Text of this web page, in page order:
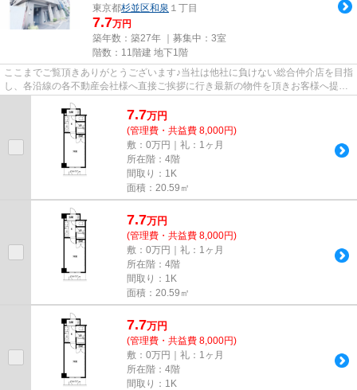
東京都杉並区和泉 １丁目
7.7万円
築年数：築27年 ｜募集中： 3室
階数：11階建 地下1階
ここまでご覧頂きありがとうございます♪当社は他社に負けない総合仲介店を目指
し、各沿線の各不動産会社様へ直接ご挨拶に行き最新の物件を頂きお客様へ提供
7.7万円
(管理費・共益費 8,000円)
敷：0万円｜礼：1ヶ月
所在階：4階
間取り：1K
面積：20.59㎡
7.7万円
(管理費・共益費 8,000円)
敷：0万円｜礼：1ヶ月
所在階：4階
間取り：1K
面積：20.59㎡
7.7万円
(管理費・共益費 8,000円)
敷：0万円｜礼：1ヶ月
所在階：4階
間取り：1K